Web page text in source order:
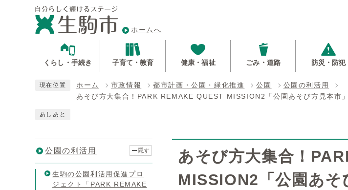
ホームへ
くらし・手続き 子育て・教育 健康・福祉 ごみ・道路 防災・防犯
現在位置 ホーム 市政情報 都市計画・公園・緑化推進 公園
公園の利活用
あそび方大集合！PARK REMAKE QUEST MISSION2「公園あそび方見本市」
あしあと
あそび方大集合！
MISSION2「公園あそ
公園の利活用 隠す
生駒の公園利活用促進プロ
ジェクト「PARK REMAKE